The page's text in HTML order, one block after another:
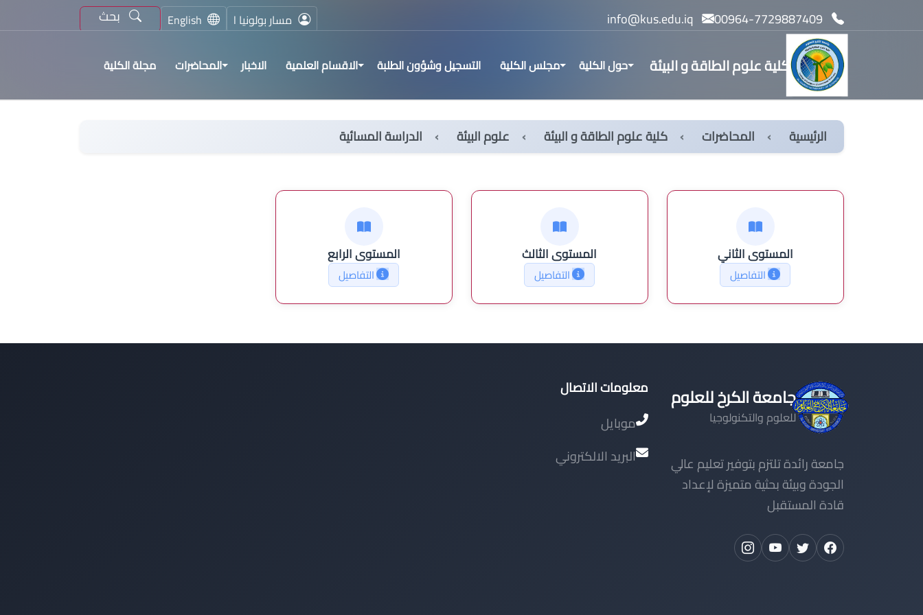
info@kus.edu.iq مسار بولونيا l بحث
كلية علوم الطاقة و البيئة حول الكلية مجلس الكلية التسجيل وشؤون الطلبة الاقسام العلمية الاخبار المحاضرات مجلة الكلية
الرئيسية المحاضرات كلية علوم الطاقة و البيئة علوم البيئة الدراسة المسائية
المستوى الثاني
التفاصيل
المستوى الثالث
التفاصيل
المستوى الرابع
التفاصيل
جامعة الكرخ للعلوم
للعلوم والتكنولوجيا
جامعة رائدة تلتزم بتوفير تعليم عالي
الجودة وبيئة بحثية متميزة لإعداد
قادة المستقبل
معلومات الاتصال
موبايل
البريد الالكتروني